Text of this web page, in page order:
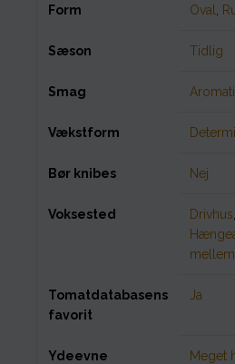
Form Oval
Sæson Tidlig
Smag
Vækstform
Bør knibes Nej
Voksested Drivhus
Tomatdatabasens
favorit
Ja
Ydeevne Meget